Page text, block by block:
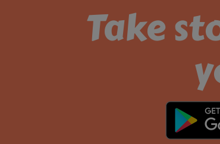
Take